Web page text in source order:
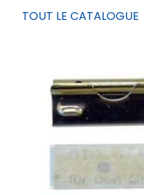
TOUT LE CATALOGUE